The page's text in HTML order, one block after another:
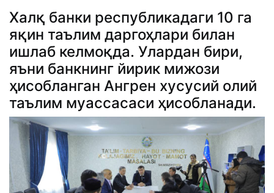
Халқ банки республикадаги 10 га
яқин таълим даргоҳлари билан
ишлаб келмоқда. Улардан бири,
яъни банкнинг йирик мижози
ҳисобланган Ангрен хусусий олий
таълим муассасаси ҳисобланади.